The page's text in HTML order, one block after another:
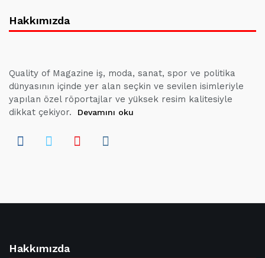
Hakkımızda
Quality of Magazine iş, moda, sanat, spor ve politika
dünyasının içinde yer alan seçkin ve sevilen isimleriyle
yapılan özel röportajlar ve yüksek resim kalitesiyle
dikkat çekiyor.
Devamını oku
Hakkımızda